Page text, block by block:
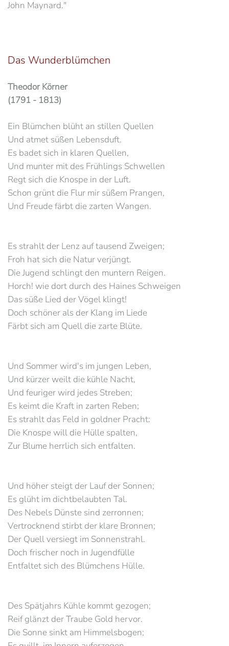
John Maynard."
Das Wunderblümchen
Theodor Körner
(1791 - 1813)
Ein Blümchen blüht an stillen Quellen
Und atmet süßen Lebensduft.
Es badet sich in klaren Quellen,
Und munter mit des Frühlings Schwellen
Regt sich die Knospe in der Luft.
Schon grünt die Flur mir süßem Prangen,
Und Freude färbt die zarten Wangen.
Es strahlt der Lenz auf tausend Zweigen;
Froh hat sich die Natur verjüngt.
Die Jugend schlingt den muntern Reigen.
Horch! wie dort durch des Haines Schweigen
Das süße Lied der Vögel klingt!
Doch schöner als der Klang im Liede
Färbt sich am Quell die zarte Blüte.
Und Sommer wird's im jungen Leben,
Und kürzer weilt die kühle Nacht,
Und feuriger wird jedes Streben;
Es keimt die Kraft in zarten Reben;
Es strahlt das Feld in goldner Pracht:
Die Knospe will die Hülle spalten,
Zur Blume herrlich sich entfalten.
Und höher steigt der Lauf der Sonnen;
Es glüht im dichtbelaubten Tal.
Des Nebels Dünste sind zerronnen;
Vertrocknend stirbt der klare Bronnen;
Der Quell versiegt im Sonnenstrahl.
Doch frischer noch in Jugendfülle
Entfaltet sich des Blümchens Hülle.
Des Spätjahrs Kühle kommt gezogen;
Reif glänzt der Traube Gold hervor.
Die Sonne sinkt am Himmelsbogen;